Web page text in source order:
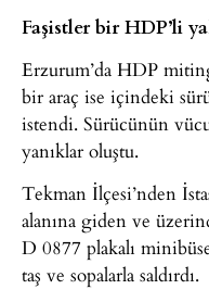
Faşistler bir HDP’li
Erzurum’da HDP
bir araç ise içindeki
istendi. Sürücünün
yanıklar oluştu.
Tekman İlçesi’nden
alanına giden ve
D 0877 plakalı
taş ve sopalarla saldırdı.